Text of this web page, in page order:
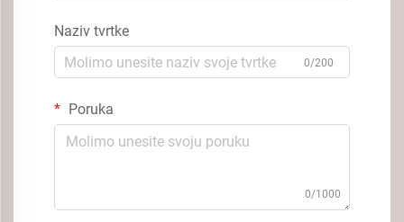
Naziv tvrtke
0/200
Poruka
0/1000